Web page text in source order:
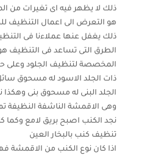
ذلك لا يظهر فيه اى تغيرات من
هو التعرض الى اعمال التنظيف
ذلك يغفل عنها عملاءنا فى
الطرق التى تساعد فى التنظيف
المخصصة لتنظيف الجلود وعلى
ذات الجلد الاسود له مسحوق
الجلد البنى له مسحوق بنى
وهى الاقمشة الناشفة النظيفة
نجد الكنب اصبح بريق لامع وكما
تنظيف كنب بالبخار العين
اذا كان نوع الكنب من الاقمشة